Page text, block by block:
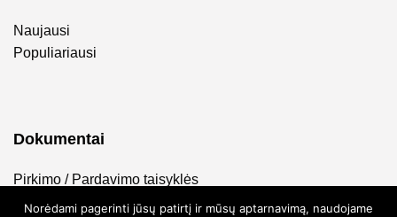
Naujausi
Populiariausi
Dokumentai
Pirkimo / Pardavimo taisyklės
Privatumo politika
Norėdami pagerinti jūsų patirtį ir mūsų aptarnavimą, naudojame